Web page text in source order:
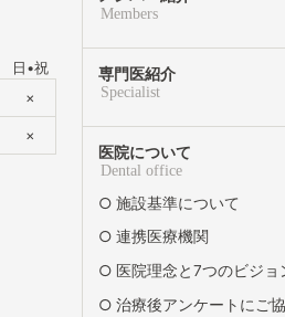
日•祝
×
×
Members
専門医紹介
Specialist
医院について
Dental office
施設基準について
連携医療機関
医院理念と7つのビジョ
治療後アンケートにご